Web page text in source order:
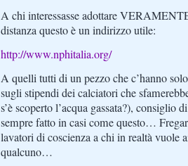
A chi interessasse adottare
distanza questo è un indirizzo utile:
http://www.nphitalia.org/
A quelli tutti di un pezzo che c’hanno
sugli stipendi dei calciatori che
s’è scoperto l’acqua gassata?), consiglio
sempre fatto in casi come questo…
lavatori di coscienza a chi in realtà vuole
qualcuno…